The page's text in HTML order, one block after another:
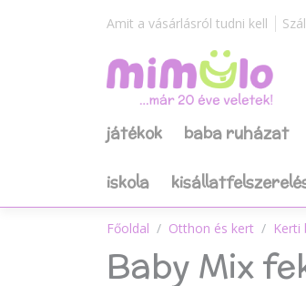
Amit a vásárlásról tudni kell
játékok baba ruházat
iskola
Főoldal Otthon és kert Kerti
Baby Mix